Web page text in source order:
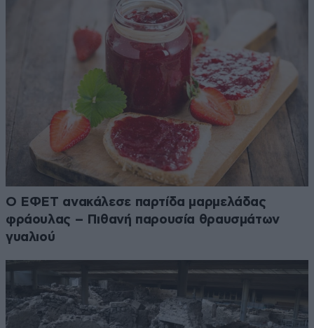
Ο ΕΦΕΤ ανακάλεσε παρτίδα μαρμελάδας
φράουλας – Πιθανή παρουσία θραυσμάτων
γυαλιού